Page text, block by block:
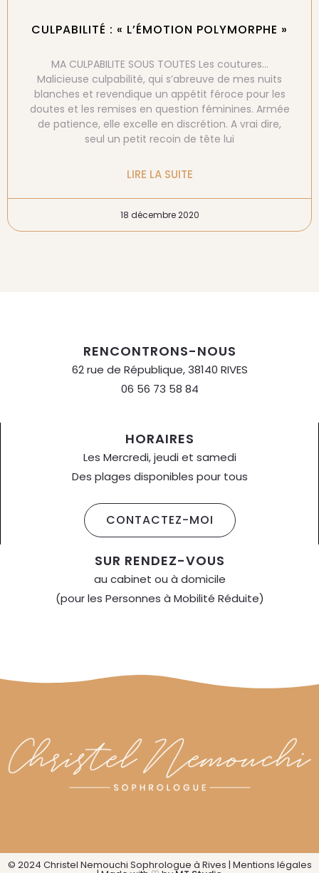
CULPABILITÉ : « L’ÉMOTION POLYMORPHE »
MA CULPABILITE SOUS TOUTES Les coutures…
Malicieuse culpabilité, qui s’abreuve de mes nuits
blanches et revendique un appétit féroce pour les
doutes et les remises en question féminines. Armée
de patience, elle excelle en discrétion. A vrai dire,
seul un petit recoin de tête lui
LIRE LA SUITE
18 décembre 2020
RENCONTRONS-NOUS
62 rue de République, 38140 RIVES
06 56 73 58 84
HORAIRES
Les Mercredi, jeudi et samedi
Des plages disponibles pour tous
CONTACTEZ-MOI
SUR RENDEZ-VOUS
au cabinet ou à domicile
(pour les Personnes à Mobilité Réduite)
© 2024 Christel Nemouchi Sophrologue à Rives | Mentions légales